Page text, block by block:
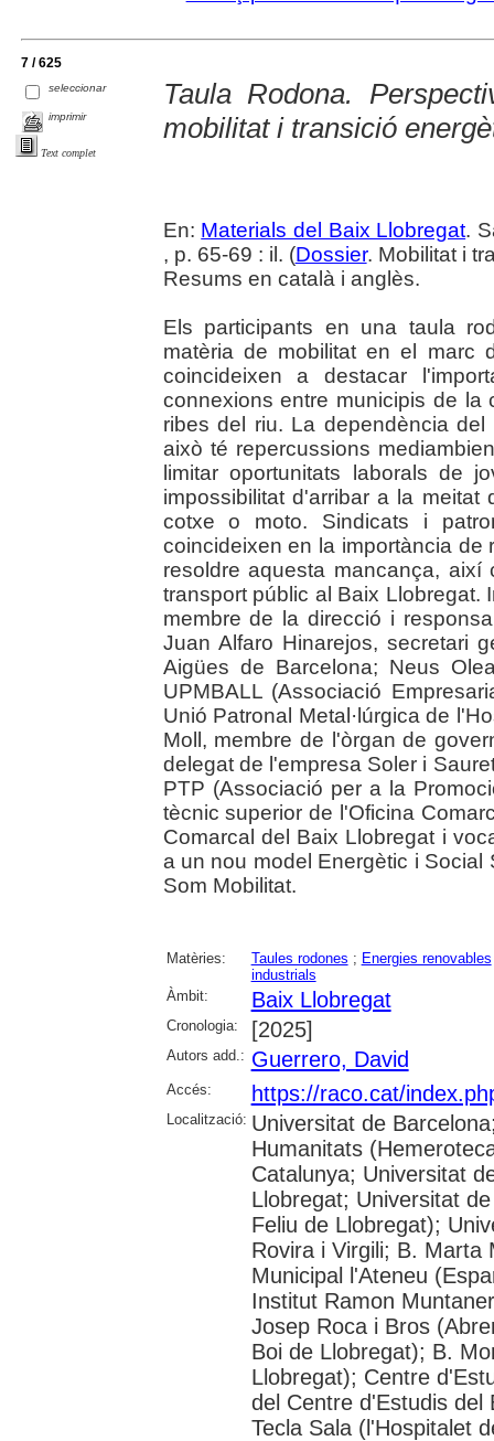
7 / 625
seleccionar
imprimir
Text complet
Taula Rodona.
mobilitat i transició
En: Materials del Baix Llobregat.
, p. 65-69 : il. (Dossier. Mobilitat i
Resums en català i anglès.
Els participants en una taula
matèria de mobilitat en el marc
coincideixen a destacar
connexions entre municipis de la
ribes del riu. La dependència
això té repercussions
limitar oportunitats laborals de
impossibilitat d'arribar a la
cotxe o moto. Sindicats i
coincideixen en la importància
resoldre aquesta mancança,
transport públic al Baix Llobregat.
membre de la direcció i
Juan Alfaro Hinarejos, secretari
Aigües de Barcelona; Neus
UPMBALL (Associació
Unió Patronal Metal·lúrgica de
Moll, membre de l'òrgan de
delegat de l'empresa Soler i
PTP (Associació per a la
tècnic superior de l'Oficina
Comarcal del Baix Llobregat i
a un nou model Energètic i
Som Mobilitat.
Matèries: Taules rodones ; Energies renovables
industrials
Àmbit:
Baix Llobregat
Cronologia: [2025]
Autors add.: Guerrero, David
Accés: https://raco.cat/
Localització: Universitat de
Humanitats
Catalunya; Universitat
Llobregat; Universitat
Feliu de Llobregat);
Rovira i Virgili; B. Marta
Municipal l'Ateneu
Institut Ramon
Josep Roca i Bros
Boi de Llobregat); B.
Llobregat); Centre
del Centre d'Estudis del
Tecla Sala (l'Hospitalet